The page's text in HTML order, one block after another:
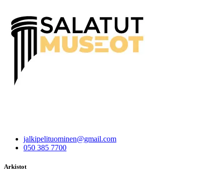
jalkipelituominen@gmail.com
050 385 7700
Arkistot